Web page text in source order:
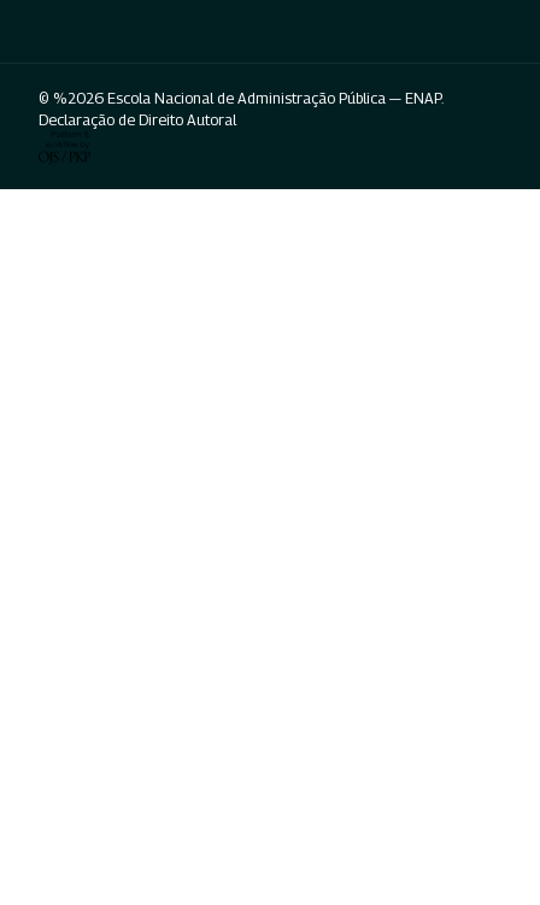
© %2026 Escola Nacional de Administração Pública — ENAP.
Declaração de Direito Autoral